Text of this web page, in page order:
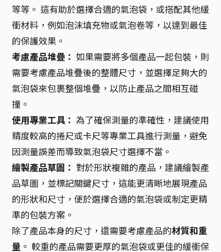
等等。 這有助於選擇合適的氣泡袋，或搭配其他緩
衝材料，例如泡沫填充物或氣泡卷等，以達到最佳
的保護效果。
考慮產品堆疊： 如果需要將多個產品一起包裝，則
需要考慮產品堆疊後的整體尺寸，並選擇足夠大的
氣泡袋來包裹整個堆疊，以防止產品之間相互碰
撞。
使用專業工具： 為了確保測量的準確性，建議使用
精度較高的捲尺或卡尺等專業工具進行測量，避免
因測量誤差而導致氣泡袋尺寸選擇不當。
繪製產品草圖： 對於形狀複雜的產品，建議繪製產
品草圖，並標記關鍵尺寸，這能更清晰地展現產品
的形狀和尺寸，便於選擇合適的氣泡袋或制定更精
準的包裝方案。
除了產品本身的尺寸，還需要考慮產品的材質和重
量 。 較重的產品需要更厚的氣泡袋或更佳的緩衝保